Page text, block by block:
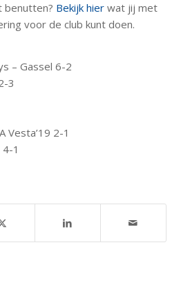
benutten? Bekijk hierwat jij met
voor de club kunt doen.
– Gassel 6-2
3
Vesta’19 2-1
1